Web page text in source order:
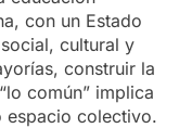
con un Estado
cultural y
construir la
común” implica
espacio colectivo.